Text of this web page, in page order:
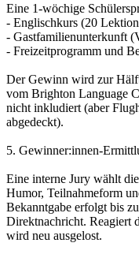
Eine 1-wöchige
- Englischkurs (20
- Gastfamilienunterkunft
- Freizeitprogramm und
Der Gewinn wird zur
vom Brighton Language
nicht inkludiert (aber
abgedeckt).
5. Gewinner:innen-
Eine interne Jury wählt
Humor, Teilnahmeform
Bekanntgabe erfolgt bis
Direktnachricht. Reagiert
wird neu ausgelost.